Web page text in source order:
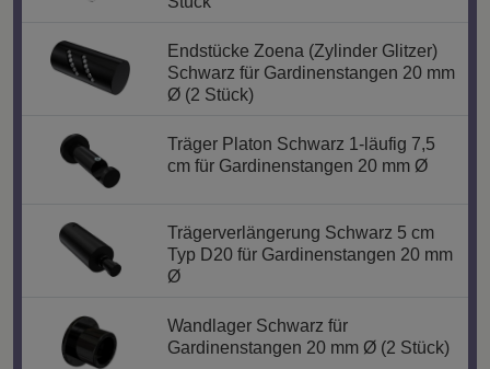
Endstücke Zoena (Zylinder Glitzer)
Schwarz für Gardinenstangen 20 mm
Ø (2 Stück)
Träger Platon Schwarz 1-läufig 7,5
cm für Gardinenstangen 20 mm Ø
Trägerverlängerung Schwarz 5 cm
Typ D20 für Gardinenstangen 20 mm
Ø
Wandlager Schwarz für
Gardinenstangen 20 mm Ø (2 Stück)